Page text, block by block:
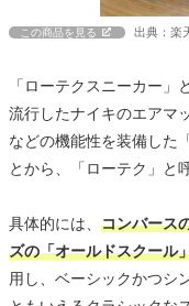
この商品を見る 出典：楽
「ローテクスニーカー
流行したナイキのエアマ
などの機能性を装備した
とから、「ローテク」と
具体的には、 コンバース
ズの「オールドスクール
用し、ベーシックかつシ